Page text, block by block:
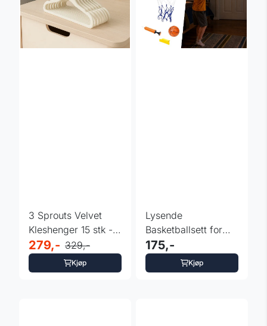
3 Sprouts Velvet
Kleshenger 15 stk -
krem
279,- 329,-
Kjøp
Lysende
Basketballsett for
Barn inSPORTline
LBBS150
175,-
Kjøp